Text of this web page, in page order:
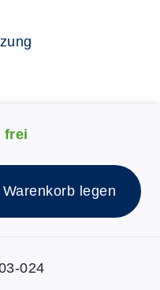
frei
legen
024